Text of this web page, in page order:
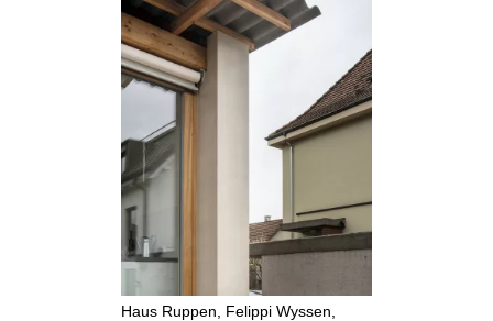
Haus Ruppen, Felippi Wyssen,